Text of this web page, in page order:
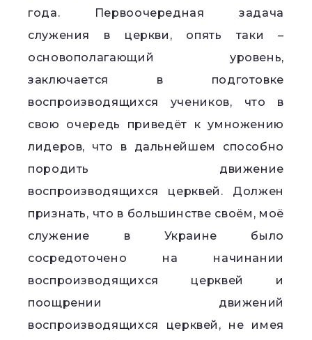
года. Первоочередная задача
служения в церкви, опять таки –
основополагающий уровень,
заключается в подготовке
воспроизводящихся учеников, что в
свою очередь приведёт к умножению
лидеров, что в дальнейшем способно
породить движение
воспроизводящихся церквей. Должен
признать, что в большинстве своём, моё
служение в Украине было
сосредоточено на начинании
воспроизводящихся церквей и
поощрении движений
воспроизводящихся церквей, не имея